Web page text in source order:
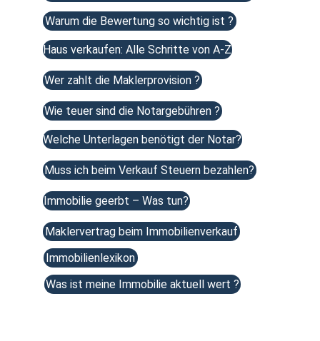
Immobilienlexikon
Warum die Bewertung so wichtig ist ?
Haus verkaufen: Alle Schritte von A-Z
Wer zahlt die Maklerprovision ?
Wie teuer sind die Notargebühren ?
Welche Unterlagen benötigt der Notar?
Muss ich beim Verkauf Steuern bezahlen?
Immobilie geerbt – Was tun?
Maklervertrag beim Immobilienverkauf
Was ist meine Immobilie aktuell wert ?